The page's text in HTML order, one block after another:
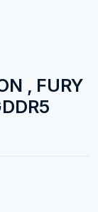
, FURY